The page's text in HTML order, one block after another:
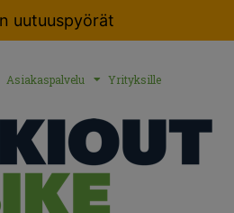
uutuuspyörät
Asiakaspalvelu Yrityksille